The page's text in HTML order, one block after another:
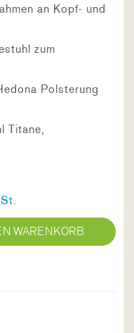
an Kopf- und
zum
Polsterung
Titane,
WARENKORB